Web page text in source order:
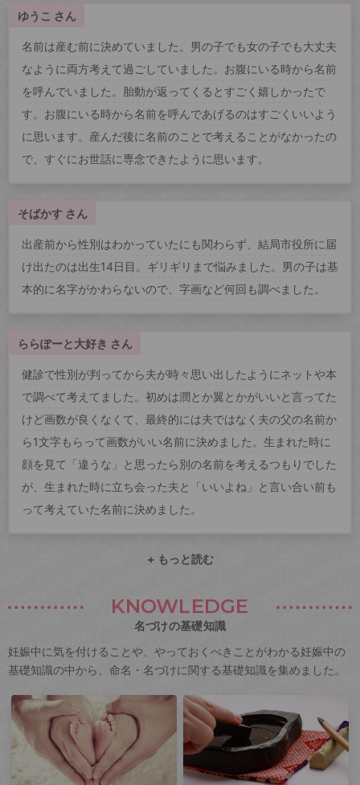
ゆうこ さん
名前は産む前に決めていました。男の子でも女の子でも大丈夫
なように両方考えて過ごしていました。お腹にいる時から名前
を呼んでいました。胎動が返ってくるとすごく嬉しかったで
す。お腹にいる時から名前を呼んであげるのはすごくいいよう
に思います。産んだ後に名前のことで考えることがなかったの
で、すぐにお世話に専念できたように思います。
そばかす さん
出産前から性別はわかっていたにも関わらず、結局市役所に届
け出たのは出生14日目。ギリギリまで悩みました。男の子は基
本的に名字がかわらないので、字画など何回も調べました。
ららぽーと大好き さん
健診で性別が判ってから夫が時々思い出したようにネットや本
で調べて考えてました。初めは潤とか翼とかがいいと言ってた
けど画数が良くなくて、最終的には夫ではなく夫の父の名前か
ら1文字もらって画数がいい名前に決めました。生まれた時に
顔を見て「違うな」と思ったら別の名前を考えるつもりでした
が、生まれた時に立ち会った夫と「いいよね」と言い合い前も
って考えていた名前に決めました。
+ もっと読む
KNOWLEDGE
名づけの基礎知識
妊娠中に気を付けることや、やっておくべきことがわかる妊娠中の
基礎知識の中から、命名・名づけに関する基礎知識を集めました。